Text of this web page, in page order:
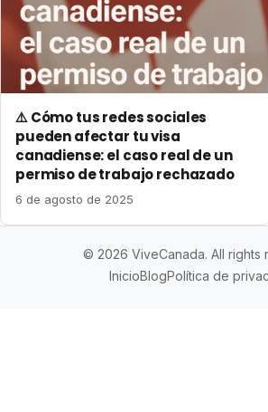
⚠️ Cómo tus redes sociales
pueden afectar tu visa
canadiense: el caso real de un
permiso de trabajo rechazado
6 de agosto de 2025
© 2026 ViveCanada. All rights
InicioBlogPolítica de